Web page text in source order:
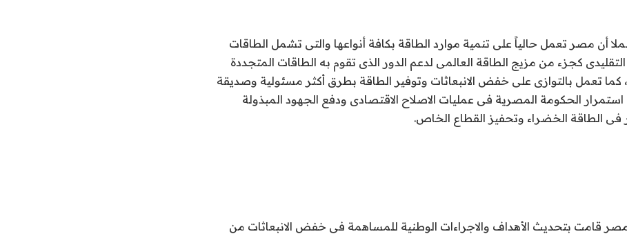
أن مصر تعمل حالياً على تنمية موارد الطاقة بكافة أنواعها والتى تشمل الطاقات
كجزء من مزيج الطاقة العالمى لدعم الدور الذى تقوم به الطاقات المتجددة
كما تعمل بالتوازى على خفض الانبعاثات وتوفير الطاقة بطرق أكثر مسئولية وصديقة
استمرار الحكومة المصرية فى عمليات الاصلاح الاقتصادى ودفع الجهود المبذولة
فى الطاقة الخضراء وتحفيز القطاع الخاص.
قامت بتحديث الأهداف والاجراءات الوطنية للمساهمة فى خفض الانبعاثات من